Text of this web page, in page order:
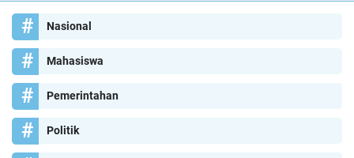
Nasional
Mahasiswa
Pemerintahan
Politik